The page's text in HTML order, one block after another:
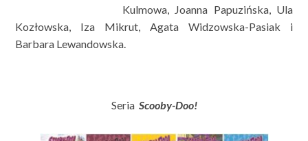
Kulmowa, Joanna Papuzińska, Ula
Kozłowska, Iza Mikrut, Agata Widzowska-Pasiak i
Barbara Lewandowska.
Seria Scooby-Doo!